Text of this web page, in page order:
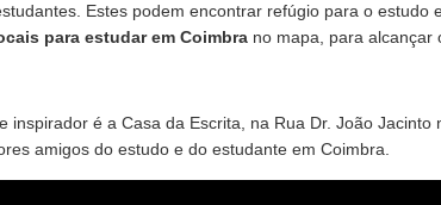
Estes podem encontrar refúgio para o estudo
para estudar em Coimbra no mapa, para alcançar
inspirador é a Casa da Escrita, na Rua Dr. João Jacinto
amigos do estudo e do estudante em Coimbra.